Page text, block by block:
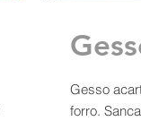
Gesso
forro.